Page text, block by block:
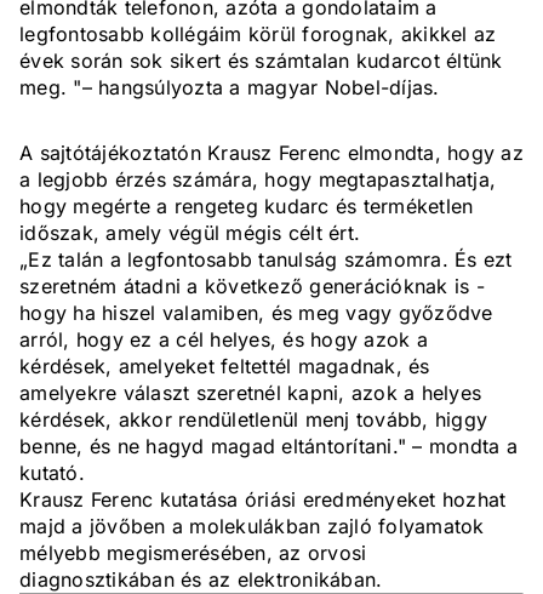
elmondták telefonon, azóta a gondolataim a
legfontosabb kollégáim körül forognak, akikkel az
évek során sok sikert és számtalan kudarcot éltünk
meg. "– hangsúlyozta a magyar Nobel-díjas.
A sajtótájékoztatón Krausz Ferenc elmondta, hogy az
a legjobb érzés számára, hogy megtapasztalhatja,
hogy megérte a rengeteg kudarc és terméketlen
időszak, amely végül mégis célt ért.
„Ez talán a legfontosabb tanulság számomra. És ezt
szeretném átadni a következő generációknak is -
hogy ha hiszel valamiben, és meg vagy győződve
arról, hogy ez a cél helyes, és hogy azok a
kérdések, amelyeket feltettél magadnak, és
amelyekre választ szeretnél kapni, azok a helyes
kérdések, akkor rendületlenül menj tovább, higgy
benne, és ne hagyd magad eltántorítani." – mondta a
kutató.
Krausz Ferenc kutatása óriási eredményeket hozhat
majd a jövőben a molekulákban zajló folyamatok
mélyebb megismerésében, az orvosi
diagnosztikában és az elektronikában.